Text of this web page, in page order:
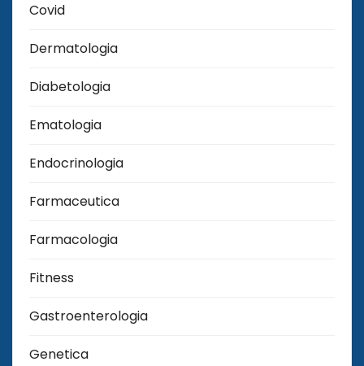
Covid
Dermatologia
Diabetologia
Ematologia
Endocrinologia
Farmaceutica
Farmacologia
Fitness
Gastroenterologia
Genetica